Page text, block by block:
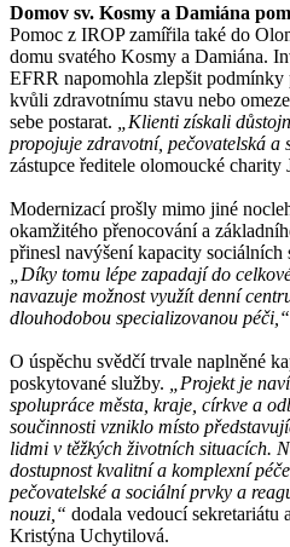
Domov sv. Kosmy a Damiána
Pomoc z IROP zamířila také do
domu svatého Kosmy a Damiána.
EFRR napomohla zlepšit
kvůli zdravotnímu stavu nebo
sebe postarat.
„Klienti získali
propojuje zdravotní, pečovatelská a
zástupce ředitele olomoucké charity
Modernizací prošly mimo jiné
okamžitého přenocování a
přinesl navýšení kapacity
„Díky tomu lépe zapadají do
navazuje možnost využít denní
dlouhodobou specializovanou péči,“
O úspěchu svědčí trvale naplněné
poskytované služby.
„Projekt je
spolupráce města, kraje, církve a
součinnosti vzniklo místo
lidmi v těžkých životních situacích.
dostupnost kvalitní a komplexní
pečovatelské a sociální prvky a
nouzi,“ dodala vedoucí sekretariátu
Kristýna Uchytilová.